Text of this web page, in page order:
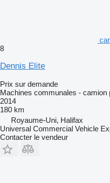
8
Dennis Elite
Prix sur demande
Machines communales - camion
2014
180 km
Royaume-Uni, Halifax
Universal Commercial Vehicle
Contacter le vendeur